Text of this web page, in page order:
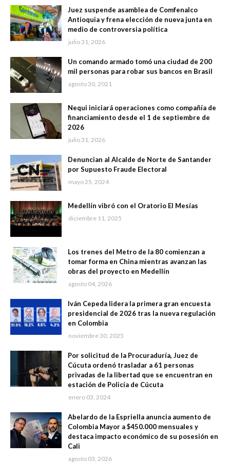
Juez suspende asamblea de Comfenalco
Antioquia y frena elección de nueva junta en
medio de controversia política
julio 31, 2026
Un comando armado tomó una ciudad de 200
mil personas para robar sus bancos en Brasil
agosto 30, 2021
Nequi iniciará operaciones como compañía de
financiamiento desde el 1 de septiembre de
2026
julio 31, 2026
Denuncian al Alcalde de Norte de Santander
por Supuesto Fraude Electoral
mayo 25, 2024
Medellín vibró con el Oratorio El Mesías
diciembre 11, 2025
Los trenes del Metro de la 80 comienzan a
tomar forma en China mientras avanzan las
obras del proyecto en Medellín
agosto 04, 2026
Iván Cepeda lidera la primera gran encuesta
presidencial de 2026 tras la nueva regulación
en Colombia
noviembre 30, 2025
Por solicitud de la Procuraduría, Juez de
Cúcuta ordenó trasladar a 61 personas
privadas de la libertad que se encuentran en
estación de Policía de Cúcuta
enero 03, 2024
Abelardo de la Espriella anuncia aumento de
Colombia Mayor a $450.000 mensuales y
destaca impacto económico de su posesión en
Cali
agosto 03, 2026